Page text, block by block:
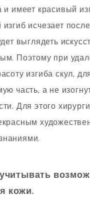
и имеет красивый
исчезает
выглядеть
Поэтому при
изгиба скул,
часть, а не
Для этого
кожи.